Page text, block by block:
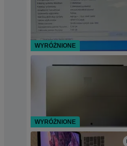
WYRÓŻNIONE
WYRÓŻNIONE